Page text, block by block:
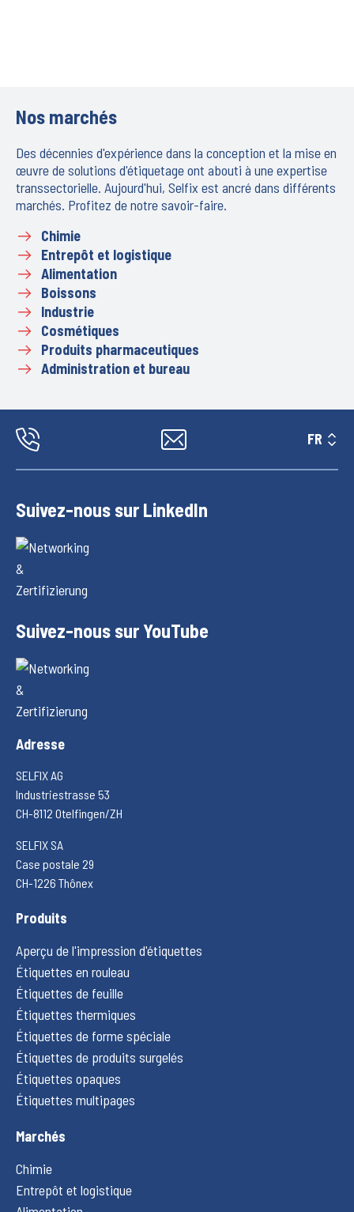
Nos marchés
Des décennies d'expérience dans la conception et la mise en
œuvre de solutions d'étiquetage ont abouti à une expertise
transsectorielle. Aujourd'hui, Selfix est ancré dans différents
marchés. Profitez de notre savoir-faire.
Chimie
Entrepôt et logistique
Alimentation
Boissons
Industrie
Cosmétiques
Produits pharmaceutiques
Administration et bureau
FR
Suivez-nous sur LinkedIn
Suivez-nous sur YouTube
Adresse
SELFIX AG
Industriestrasse 53
CH-8112 Otelfingen/ZH
SELFIX SA
Case postale 29
CH-1226 Thônex
Produits
Aperçu de l'impression d'étiquettes
Étiquettes en rouleau
Étiquettes de feuille
Étiquettes thermiques
Étiquettes de forme spéciale
Étiquettes de produits surgelés
Étiquettes opaques
Étiquettes multipages
Marchés
Chimie
Entrepôt et logistique